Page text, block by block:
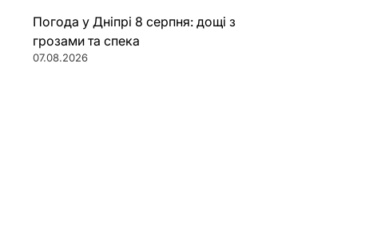
Погода у Дніпрі 8 серпня: дощі з
грозами та спека
07.08.2026